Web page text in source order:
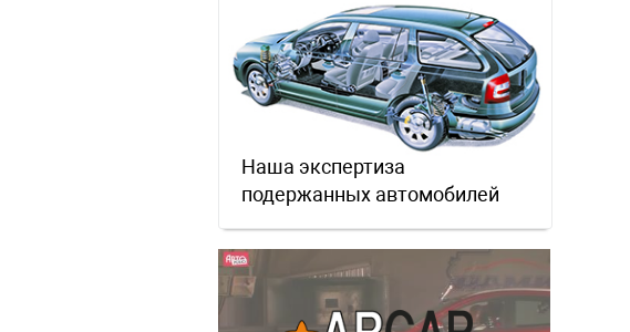
Наша экспертиза
подержанных автомобилей